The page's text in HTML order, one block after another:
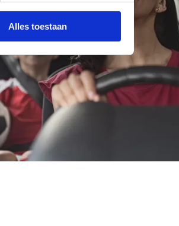
Alles toestaan